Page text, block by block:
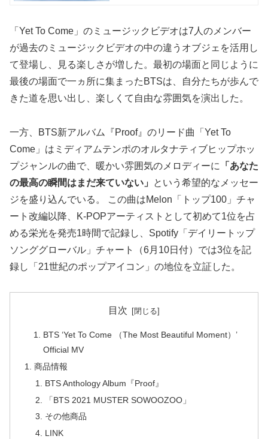
「Yet To Come」のミュージックビデオは7人のメンバー
が過去のミュージックビデオの中の違うオブジェを活用し
て登場し、見る楽しさが増した。最初の場面と同じように
最後の場面で一ヵ所に集まったBTSは、自分たちが歩んで
きた道を思い出し、楽しくて自由な雰囲気を演出した。
一方、BTS新アルバム『Proof』のリード曲「Yet To
Come」はミディアムテンポのオルタナティブヒップホッ
プジャンルの曲で、暖かい雰囲気のメロディーに
「あなた
の最高の瞬間はまだ来ていない」
という希望的なメッセー
ジを盛り込んでいる。 この曲はMelon「トップ100」チャ
ート改編以降、K-POPアーティストとして初めて1位を占
める栄光を発売1時間で記録し、Spotify「デイリートップ
ソンググローバル」チャート（6月10日付）では3位を記
録し「21世紀のポップアイコン」の地位を立証した。
目次
BTS ‘Yet To Come （The Most Beautiful Moment）’
Official MV
商品情報
BTS Anthology Album『Proof』
「BTS 2021 MUSTER SOWOOZOO」
その他商品
LINK